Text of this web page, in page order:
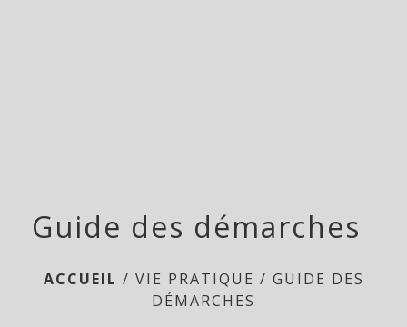
Guide des démarches
ACCUEIL / VIE PRATIQUE / GUIDE DES
DÉMARCHES